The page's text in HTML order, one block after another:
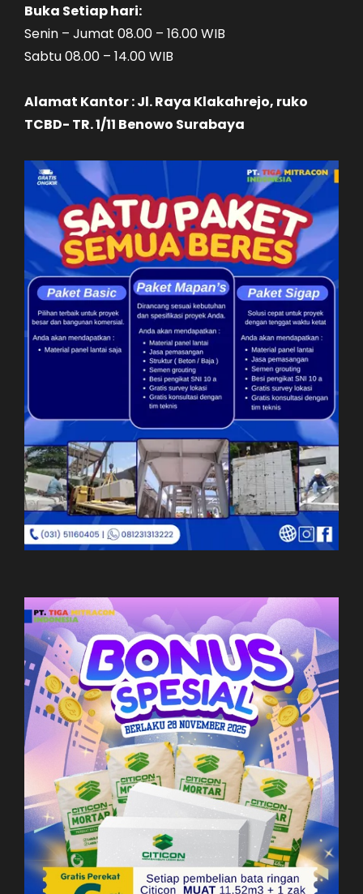
Buka Setiap hari:
Senin – Jumat 08.00 – 16.00 WIB
Sabtu 08.00 – 14.00 WIB
Alamat Kantor : Jl. Raya Klakahrejo, ruko
TCBD- TR. 1/11 Benowo Surabaya